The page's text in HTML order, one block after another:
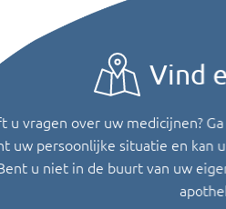
Vind
u vragen over uw medicijnen?
uw persoonlijke situatie en kan
u niet in de buurt van uw